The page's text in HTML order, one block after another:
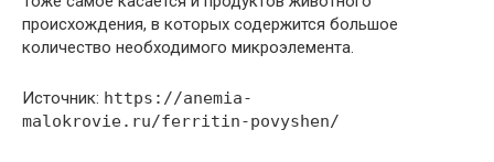
происхождения, в которых содержится большое
количество необходимого микроэлемента.
Источник: https://anemia-
malokrovie.ru/ferritin-povyshen/